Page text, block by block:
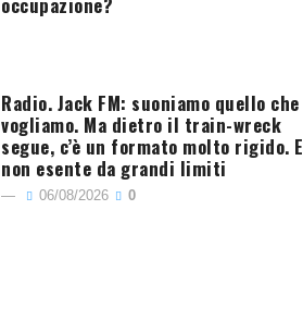
Radio. Jack FM: suoniamo quello che
vogliamo. Ma dietro il train-wreck
segue, c’è un formato molto rigido. E
non esente da grandi limiti
06/08/2026 0